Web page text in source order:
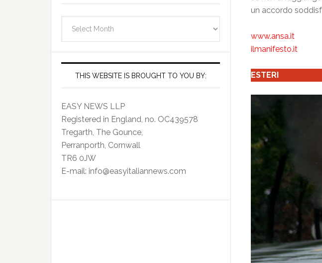
un accordo
www.ansa.it
ilmanifesto.it
ESTERI
Archives
THIS WEBSITE IS BROUGHT TO YOU BY:
EASY NEWS LLP
Registered in England, no. OC439578
Tregarth, The Gounce,
Perranporth, Cornwall
TR6 0JW
E-mail: info@easyitaliannews.com